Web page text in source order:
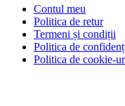
Contul meu
Politica de retur
Termeni și condiții
Politica de
Politica de cookie-